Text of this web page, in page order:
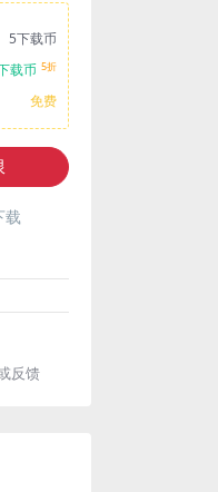
5下载币
载币 5折
免费
载
反馈